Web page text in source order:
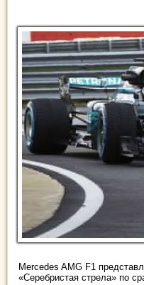
Mercedes AMG F1
«Серебристая стрела» по